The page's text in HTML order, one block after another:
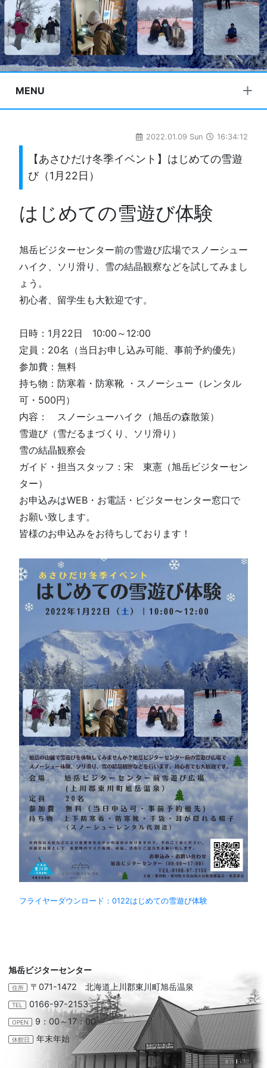
MENU
2022.01.09 Sun 16:34:12
【あさひだけ冬季イベント】はじめての雪遊
び（1月22日）
はじめての雪遊び体験
旭岳ビジターセンター前の雪遊び広場でスノーシュー
ハイク、ソリ滑り、雪の結晶観察などを試してみまし
ょう。
初心者、留学生も大歓迎です。
日時：1月22日 10:00～12:00
定員：20名（当日お申し込み可能、事前予約優先）
参加費：無料
持ち物：防寒着・防寒靴 ・スノーシュー（レンタル
可・500円）
内容： スノーシューハイク（旭岳の森散策）
雪遊び（雪だるまづくり、ソリ滑り）
雪の結晶観察会
ガイド・担当スタッフ：宋 東憲（旭岳ビジターセン
ター）
お申込みはWEB・お電話・ビジターセンター窓口で
お願い致します。
皆様のお申込みをお待ちしております！
フライヤーダウンロード：0122はじめての雪遊び体験
旭岳ビジターセンター
住所 〒071-1472 北海道上川郡東川町旭岳温泉
TEL 0166-97-2153
OPEN 9：00～17：00
休館日 年末年始